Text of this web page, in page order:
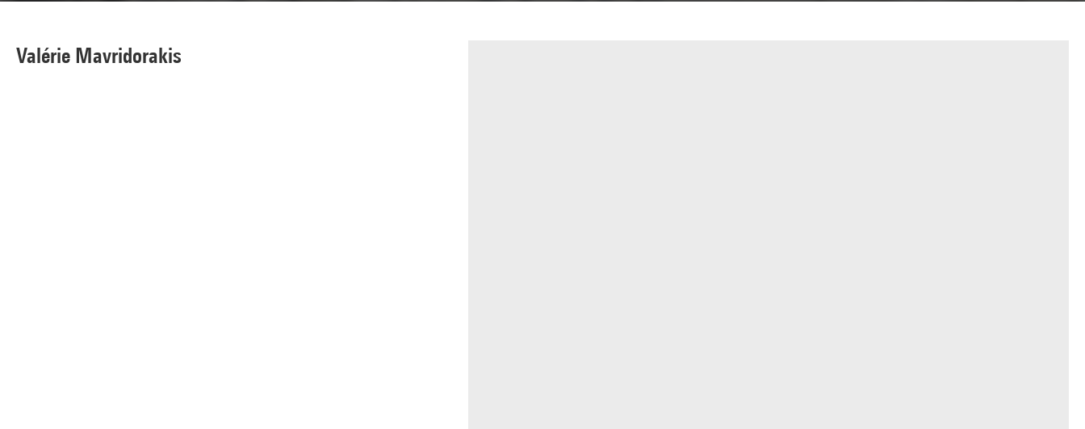
Valérie Mavridorakis